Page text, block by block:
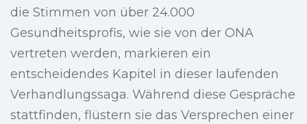
die Stimmen von über 24.000
Gesundheitsprofis, wie sie von der ONA
vertreten werden, markieren ein
entscheidendes Kapitel in dieser laufenden
Verhandlungssaga. Während diese Gespräche
stattfinden, flüstern sie das Versprechen einer